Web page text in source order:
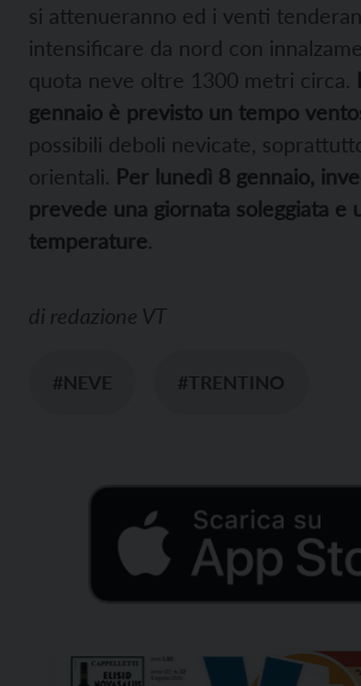
si attenueranno ed i venti
intensificare da nord con
quota neve oltre 1300 metri circa.
gennaio è previsto un tempo
possibili deboli nevicate,
orientali. Per lunedì 8 gennaio,
prevede una giornata soleggiata e
temperature.
di redazione VT
#NEVE #TRENTINO